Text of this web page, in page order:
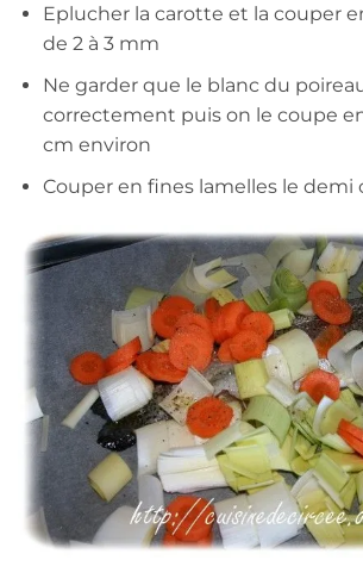
Eplucher la carotte et la couper
de 2 à 3 mm
Ne garder que le blanc du
correctement puis on le coupe
cm environ
Couper en fines lamelles le demi